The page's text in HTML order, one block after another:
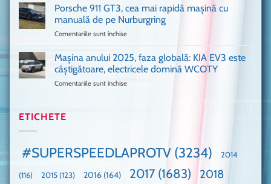
în
UK,
că
nevoie
de
Am
pus
umărul
cu
mai
mare
paradă
de
Porsche 911 GT3, cea mai rapidă mașină cu
manuală de pe Nurburgring
Comentariile sunt închise
911
GT3,
cea
pe
Nurburgring
Mașina anului 2025, faza globală: KIA EV3 este
câștigătoare, electricele domină WCOTY
Comentariile sunt închise
EV3
câștigătoare,
ETICHETE
#SUPERSPEEDLAPROTV (3234) 2014
(116) 2015 (123) 2016 (164) 2017 (1683)
2018